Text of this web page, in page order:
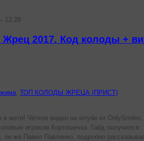
12:28
Жрец 2017. Код колоды +
ТОП КОЛОДЫ ЖРЕЦА (ПРИСТ)
в мете! Чёткое видео на ютубе от OnlySmiles,
игроком Кортошечка. Гайд получился
он же Павел Павленко, подробно